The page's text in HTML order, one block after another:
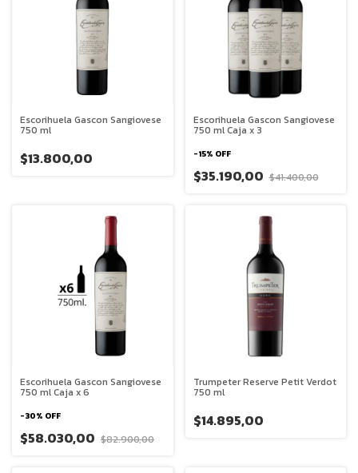
Escorihuela Gascon Sangiovese
750 ml
$13.800,00
Escorihuela Gascon Sangiovese
750 ml Caja x 3
-15% OFF
$35.190,00 $41.400,00
Escorihuela Gascon Sangiovese
750 ml Caja x 6
-30% OFF
$58.030,00 $82.900,00
Trumpeter Reserve Petit Verdot
750 ml
$14.895,00